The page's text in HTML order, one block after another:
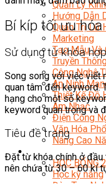
Quản Lý
Hướng Dẫn
Quản Trị Lữ
Marketing
Tạo Mẫu Và
Truyền
Công Nghệ
An Ninh
Thiết Kế Đồ
Âm Nhạc
Điện Công
Văn Hóa
Nâng Cao
Tin Tức
HỌC BỔNG
Học kỹ năng
Bí kíp tối ưu
Sử dụng từ khóa
Song song với việc viết
quan tâm đến keyword.
hạng cho một số
keyword quan trọng và
Tiêu đề trang
Đặt từ khóa chính ở đầu
nên chứa từ 30 – 60 kí